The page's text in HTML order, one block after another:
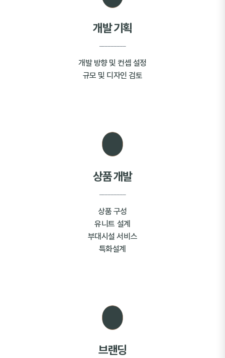
개발 기획
개발 방향 및 컨셉 설정
규모 및 디자인 검토
상품 개발
상품 구성
유니트 설계
부대시설 서비스
특화설계
브랜딩